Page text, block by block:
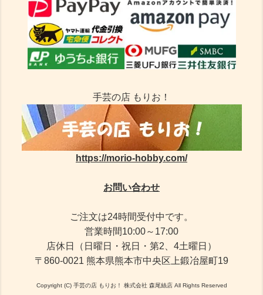
手芸の店 もりお！
https://morio-hobby.com/
お問い合わせ
ご注文は24時間受付中です。
営業時間10:00～17:00
店休日（日曜日・祝日・第2、4土曜日）
〒860-0021 熊本県熊本市中央区上鍛冶屋町19
Copyright (C) 手芸の店 もりお！ 株式会社 森尾絲店 All Rights Reserved